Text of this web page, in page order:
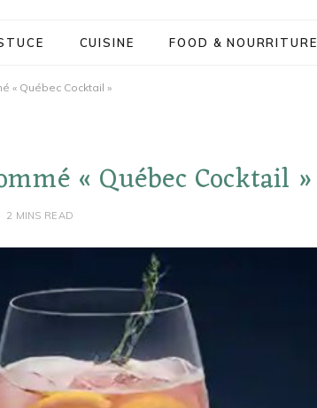
CUISINE FOOD & NOURRITURE
« Québec Cocktail »
« Québec Cocktail »
2 MINS READ